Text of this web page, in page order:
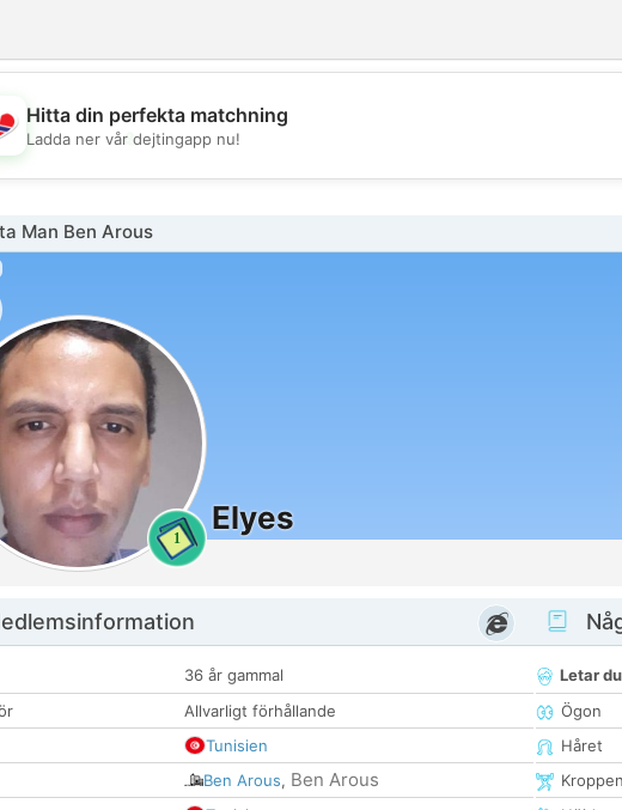
💖
💕
Hitta din perfekta matchning
Ladda ner vår dejtingapp nu!
Man Ben Arous
1
Elyes
36 år gammal
Allvarligt förhållande
Tunisien
Ben Arous, Ben Arous
Letar
Ögon
Håret
Kroppen